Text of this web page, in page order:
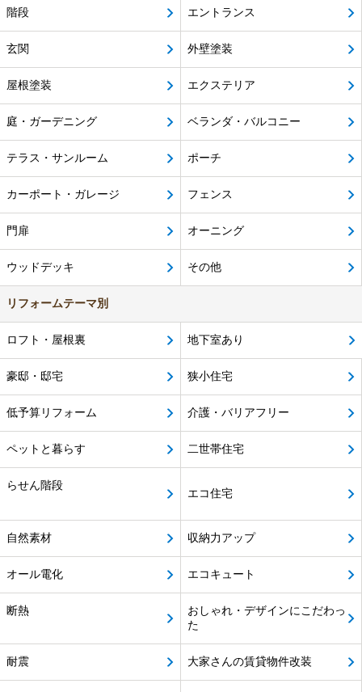
階段 エントランス
玄関 外壁塗装
屋根塗装 エクステリア
庭・ガーデニング ベランダ・バルコニー
テラス・サンルーム ポーチ
カーポート・ガレージ フェンス
門扉 オーニング
ウッドデッキ その他
リフォームテーマ別
ロフト・屋根裏 地下室あり
豪邸・邸宅 狭小住宅
低予算リフォーム 介護・バリアフリー
ペットと暮らす 二世帯住宅
らせん階段
エコ住宅
自然素材 収納力アップ
オール電化 エコキュート
断熱
おしゃれ・デザインにこだわっ
た
耐震 大家さんの賃貸物件改装